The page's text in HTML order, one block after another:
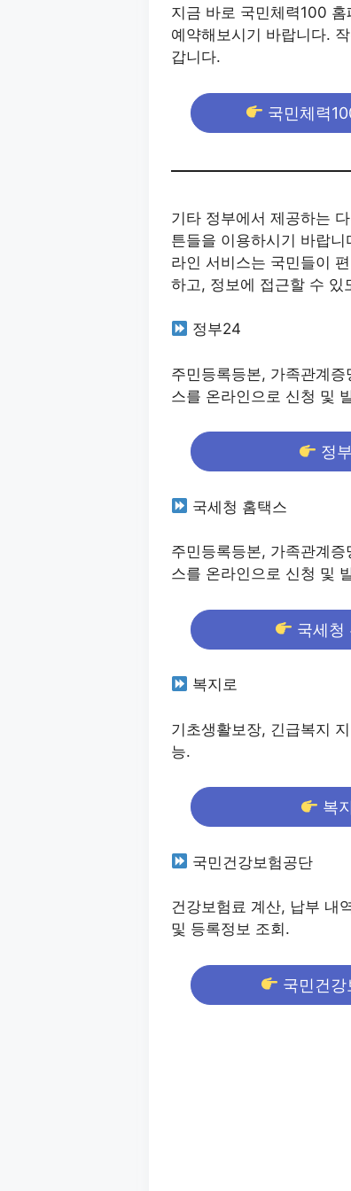
지금 바로 국민체력100
예약해보시기 바랍니다.
갑니다.
국민체력
기타 정부에서 제공하는
튼들을 이용하시기 바랍
라인 서비스는 국민들이
하고, 정보에 접근할 수 있
정부24
주민등록등본, 가족관계
스를 온라인으로 신청 및
정
국세청 홈택스
주민등록등본, 가족관계
스를 온라인으로 신청 및
국세청
복지로
기초생활보장, 긴급복지
능.
복
국민건강보험공단
건강보험료 계산, 납부 내
및 등록정보 조회.
국민건강